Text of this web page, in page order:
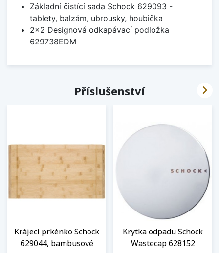
Základní čistící sada Schock 629093 -
tablety, balzám, ubrousky, houbička
2x2 Designová odkapávací podložka
629738EDM
Příslušenství
Krájecí prkénko Schock
629044, bambusové
Krytka odpadu Schock
Wastecap 628152
